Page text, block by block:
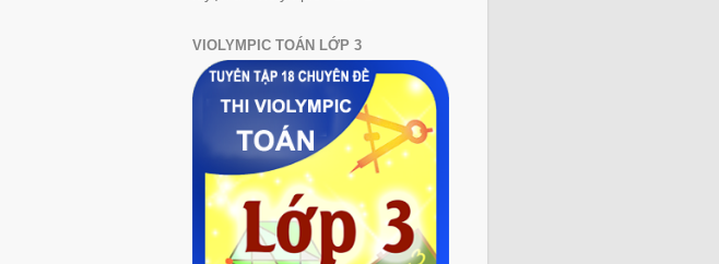
VIOLYMPIC TOÁN LỚP 3